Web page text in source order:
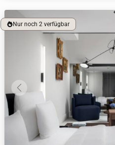
luxuriösen Bademänteln,
Nespresso-Maschine lässt die
Gäste in der für Luxus bekannten
Nur noch 2 verfügbar